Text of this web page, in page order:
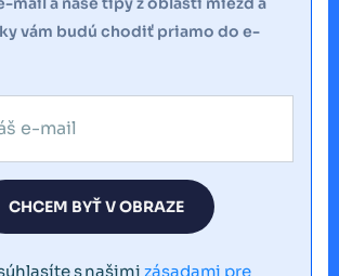
vám budú chodiť priamo do e-
CHCEM BYŤ V OBRAZE
s našimi zásadami pre